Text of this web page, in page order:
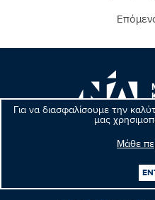
Για να διασφαλίσουμε την
μας
Μάθε